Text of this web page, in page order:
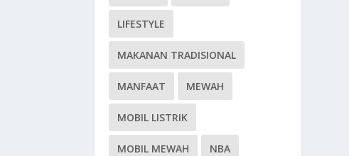
LIFESTYLE
MAKANAN TRADISIONAL
MANFAAT MEWAH
MOBIL LISTRIK
MOBIL MEWAH NBA